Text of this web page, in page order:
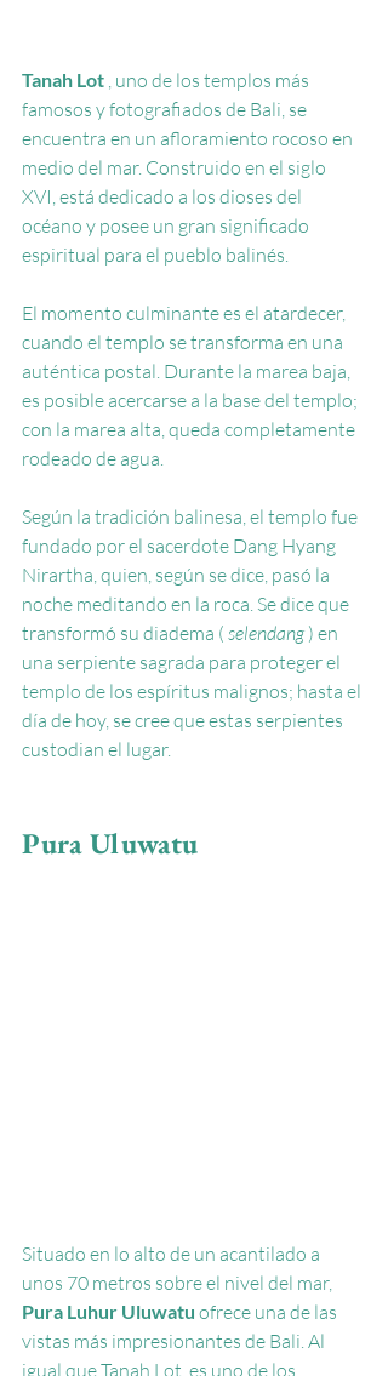
Tanah Lot , uno de los templos más
famosos y fotografiados de Bali, se
encuentra en un afloramiento rocoso en
medio del mar. Construido en el siglo
XVI, está dedicado a los dioses del
océano y posee un gran significado
espiritual para el pueblo balinés.
El momento culminante es el atardecer,
cuando el templo se transforma en una
auténtica postal. Durante la marea baja,
es posible acercarse a la base del templo;
con la marea alta, queda completamente
rodeado de agua.
Según la tradición balinesa, el templo fue
fundado por el sacerdote Dang Hyang
Nirartha, quien, según se dice, pasó la
noche meditando en la roca. Se dice que
transformó su diadema ( selendang ) en
una serpiente sagrada para proteger el
templo de los espíritus malignos; hasta el
día de hoy, se cree que estas serpientes
custodian el lugar.
Pura Uluwatu
Situado en lo alto de un acantilado a
unos 70 metros sobre el nivel del mar,
Pura Luhur Uluwatu ofrece una de las
vistas más impresionantes de Bali. Al
igual que Tanah Lot, es uno de los